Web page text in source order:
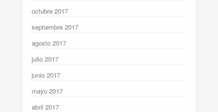
octubre 2017
septiembre 2017
agosto 2017
julio 2017
junio 2017
mayo 2017
abril 2017